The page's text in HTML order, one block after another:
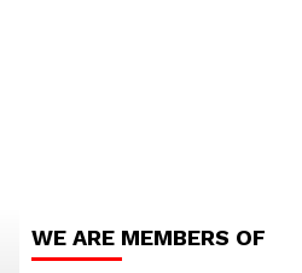
LOMBOKDAILY HEADLINE
WE ARE MEMBERS OF